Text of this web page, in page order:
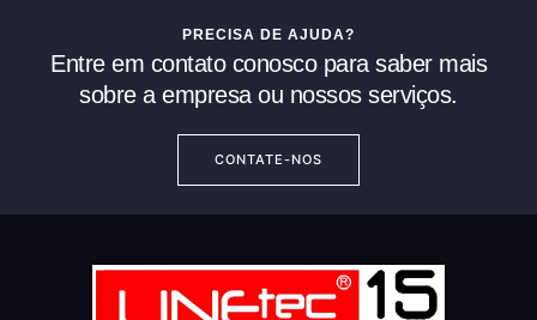
PRECISA DE AJUDA?
Entre em contato conosco para saber mais
sobre a empresa ou nossos serviços.
CONTATE-NOS